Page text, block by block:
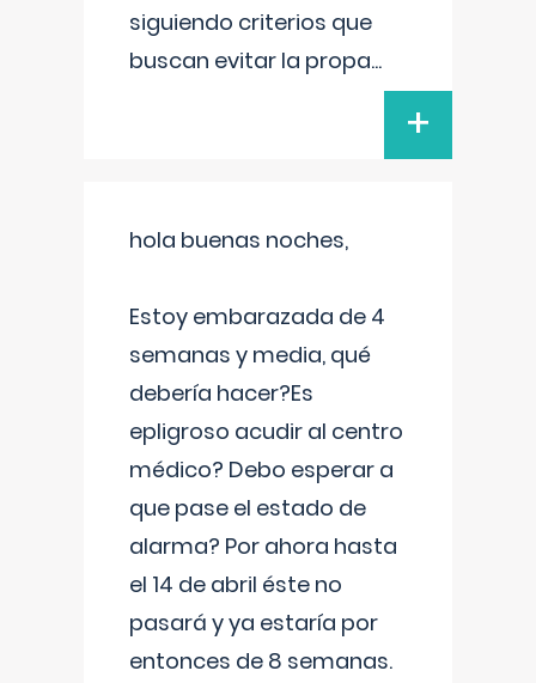
siguiendo criterios que
buscan evitar la propa...
+
hola buenas noches,
Estoy embarazada de 4
semanas y media, qué
debería hacer?Es
epligroso acudir al centro
médico? Debo esperar a
que pase el estado de
alarma? Por ahora hasta
el 14 de abril éste no
pasará y ya estaría por
entonces de 8 semanas.